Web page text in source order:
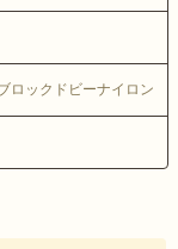
ロックドビーナイロン